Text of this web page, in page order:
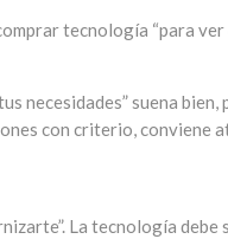
tecnología “para
necesidades” suena
con criterio, conviene
La tecnología